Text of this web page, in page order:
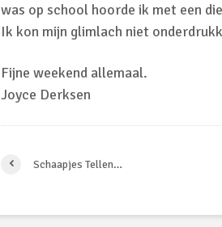
was op school hoorde ik met een
Ik kon mijn glimlach niet
Fijne weekend allemaal.
Joyce Derksen
Schaapjes Tellen…